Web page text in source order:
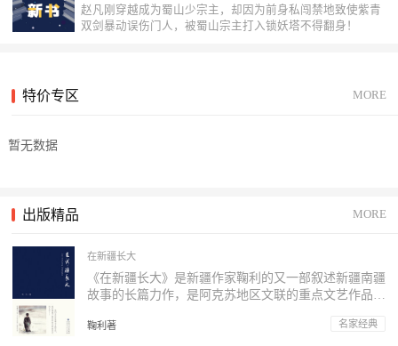
赵凡刚穿越成为蜀山少宗主，却因为前身私闯禁地致使紫青
双剑暴动误伤门人，被蜀山宗主打入锁妖塔不得翻身！
现代女特工，穿越逃荒，手握千亿物资，一路娇养病娇战
致敬抗疫一线的医护人员
80万书友熬夜追的书
特价专区 MORE
暂无数据
出版精品 MORE
在新疆长大
《在新疆长大》是新疆作家鞠利的又一部叙述新疆南疆
故事的长篇力作，是阿克苏地区文联的重点文艺作品扶
鞠利著 名家经典